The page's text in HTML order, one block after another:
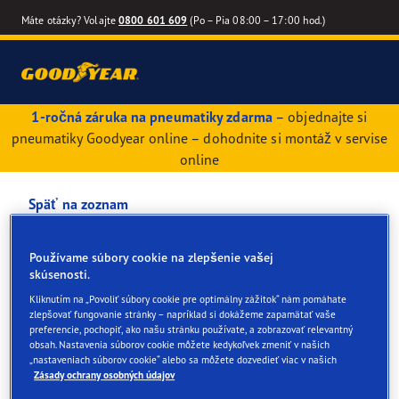
Máte otázky? Volajte0800 601 609 (Po – Pia 08:00 – 17:00 hod.)
1-ročná záruka na pneumatiky zdarma– objednajte si
pneumatiky Goodyear online – dohodnite si montáž v servise
online
Späť na zoznam
Mikona s r.o.
Služby dostupné on-line a v obchode
Kontaktné údaje Pneumatiky Služby
Používame súbory cookie na zlepšenie vašej
skúsenosti.
Kliknutím na „Povoliť súbory cookie pre optimálny zážitok“ nám pomáhate
zlepšovať fungovanie stránky – napríklad si dokážeme zapamätať vaše
preferencie, pochopiť, ako našu stránku používate, a zobrazovať relevantný
obsah. Nastavenia súborov cookie môžete kedykoľvek zmeniť v našich
„nastaveniach súborov cookie“ alebo sa môžete dozvedieť viac v našich
Zásady ochrany osobných údajov